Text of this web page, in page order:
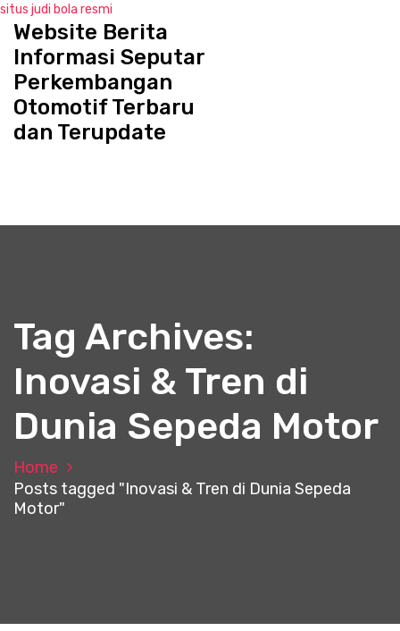
situs judi bola resmi
e
Website Berita
Informasi Seputar
Perkembangan
Otomotif Terbaru
dan Terupdate
Tag Archives:
Inovasi & Tren di
Dunia Sepeda Motor
Home
Posts tagged "Inovasi & Tren di Dunia Sepeda
Motor"